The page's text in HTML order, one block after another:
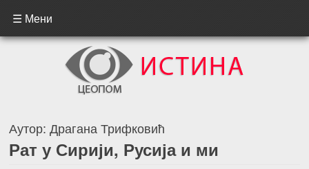
☰ Мени
Аутор:Драгана Трифковић
Рат у Сирији, Русија и ми